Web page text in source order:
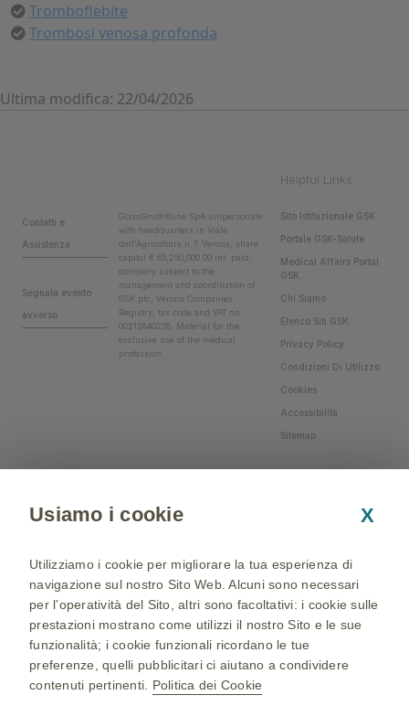
Tromboflebite
Trombosi venosa profonda
Ultima modifica: 22/04/2026
Helpful Links
Contatti e
Assistenza
Segnala evento
avverso
GlaxoSmithKline SpA unipersonale
with headquarters in Viale
dell'Agricoltura n.7, Verona, share
capital € 65,250,000.00 int. paid,
company subject to the
management and coordination of
GSK plc, Verona Companies
Registry, tax code and VAT no.
00212840235. Material for the
exclusive use of the medical
profession.
Sito Istituzionale GSK
Portale GSK-Salute
Medical Affairs Portal
GSK
Chi Siamo
Elenco Siti GSK
Privacy Policy
Condizioni Di Utilizzo
Cookies
Accessibilità
Sitemap
Usiamo i cookie X
Utilizziamo i cookie per migliorare la tua esperienza di
navigazione sul nostro Sito Web. Alcuni sono necessari
per l’operatività del Sito, altri sono facoltativi: i cookie sulle
prestazioni mostrano come utilizzi il nostro Sito e le sue
funzionalità; i cookie funzionali ricordano le tue
preferenze, quelli pubblicitari ci aiutano a condividere
contenuti pertinenti. Politica dei Cookie